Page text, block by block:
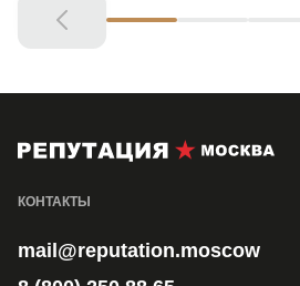
КОНТАКТЫ
mail@reputation.moscow